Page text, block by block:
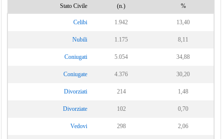
Stato Civile (n.) %
Celibi 1.942 13,40
Nubili 1.175 8,11
Coniugati 5.054 34,88
Coniugate 4.376 30,20
Divorziati 214 1,48
Divorziate 102 0,70
Vedovi 298 2,06